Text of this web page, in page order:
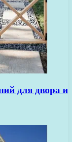
для двора и